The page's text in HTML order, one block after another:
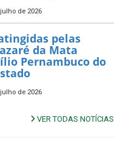
de 2026
pelas
da Mata
Pernambuco do
de 2026
VER TODAS NOTÍCIAS